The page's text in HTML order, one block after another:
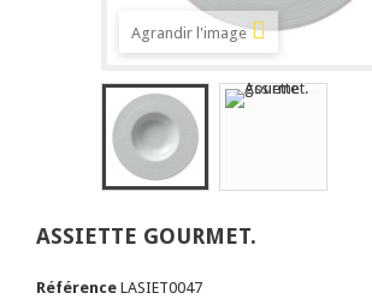
Agrandir l'image
ASSIETTE GOURMET.
Référence LASIET0047